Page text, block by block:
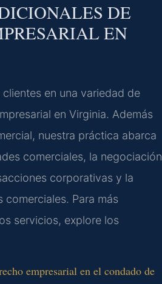
DE
EN
en una variedad de
en Virginia. Además
nuestra práctica abarca
comerciales, la negociación
corporativas y la
comerciales. Para más
servicios, explore los
empresarial en el condado de